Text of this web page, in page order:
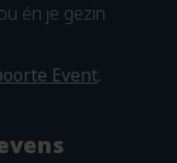
én je gezin
Event.